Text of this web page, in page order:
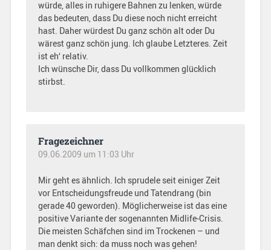
würde, alles in ruhigere Bahnen zu lenken, würde
das bedeuten, dass Du diese noch nicht erreicht
hast. Daher würdest Du ganz schön alt oder Du
wärest ganz schön jung. Ich glaube Letzteres. Zeit
ist eh‘ relativ.
Ich wünsche Dir, dass Du vollkommen glücklich
stirbst.
Fragezeichner
09.06.2009 um 11:03 Uhr
Mir geht es ähnlich. Ich sprudele seit einiger Zeit
vor Entscheidungsfreude und Tatendrang (bin
gerade 40 geworden). Möglicherweise ist das eine
positive Variante der sogenannten Midlife-Crisis.
Die meisten Schäfchen sind im Trockenen – und
man denkt sich: da muss noch was gehen!